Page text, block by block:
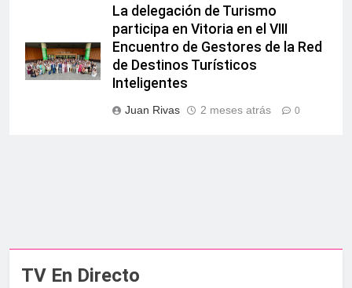
TV En Directo
La delegación de Turismo
participa en Vitoria en el VIII
Encuentro de Gestores de la Red
de Destinos Turísticos
Inteligentes
Juan Rivas 2 meses atrás 0